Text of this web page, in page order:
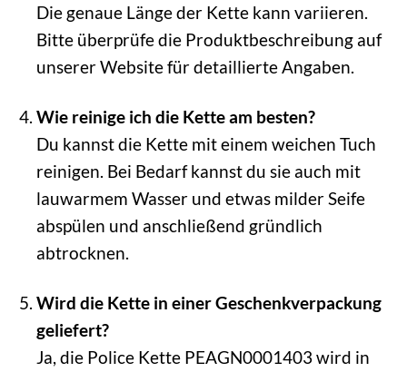
Die genaue Länge der Kette kann variieren.
Bitte überprüfe die Produktbeschreibung auf
unserer Website für detaillierte Angaben.
Wie reinige ich die Kette am besten?
Du kannst die Kette mit einem weichen Tuch
reinigen. Bei Bedarf kannst du sie auch mit
lauwarmem Wasser und etwas milder Seife
abspülen und anschließend gründlich
abtrocknen.
Wird die Kette in einer Geschenkverpackung
geliefert?
Ja, die Police Kette PEAGN0001403 wird in